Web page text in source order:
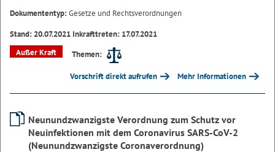
Dokumententyp:Gesetze und Rechtsverordnungen
Stand: 20.07.2021 Inkrafttreten: 17.07.2021
Außer Kraft
Themen:
Vorschrift direkt aufrufen Mehr Informationen
Neunundzwanzigste Verordnung zum Schutz vor
Neuinfektionen mit dem Coronavirus SARS-CoV-2
(Neunundzwanzigste Coronaverordnung)